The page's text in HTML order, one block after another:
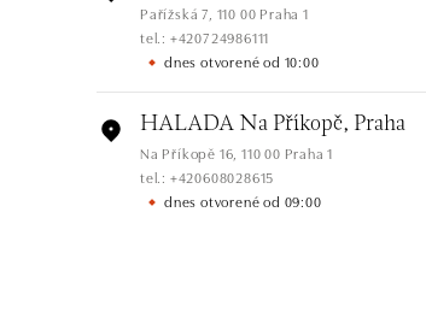
Pařížská 7, 110 00 Praha 1
tel.: +420724986111
dnes otvorené od 10:00
HALADA Na Příkopě, Praha
Na Příkopě 16, 110 00 Praha 1
tel.: +420608028615
dnes otvorené od 09:00